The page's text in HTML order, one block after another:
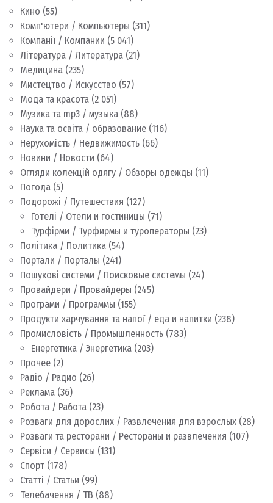
Кино (55)
Комп'ютери / Компьютеры (311)
Компанії / Компании (5 041)
Література / Литература (21)
Медицина (235)
Мистецтво / Искусство (57)
Мода та красота (2 051)
Музика та mp3 / музыка (88)
Наука та освіта / образование (116)
Нерухомість / Недвижимость (66)
Новини / Новости (64)
Огляди колекцій одягу / Обзоры одежды (11)
Погода (5)
Подорожі / Путешествия (127)
Готелі / Отели и гостиницы (71)
Турфірми / Турфирмы и туроператоры (23)
Політика / Политика (54)
Портали / Порталы (241)
Пошукові системи / Поисковые системы (24)
Провайдери / Провайдеры (245)
Програми / Программы (155)
Продукти харчування та напої / еда и напитки (238)
Промисловість / Промышленность (783)
Енергетика / Энергетика (203)
Прочее (2)
Радіо / Радио (26)
Реклама (36)
Робота / Работа (23)
Розваги для дорослих / Развлечения для взрослых (28)
Розваги та ресторани / Рестораны и развлечения (107)
Сервіси / Сервисы (131)
Спорт (178)
Статті / Статьи (99)
Телебачення / ТВ (88)